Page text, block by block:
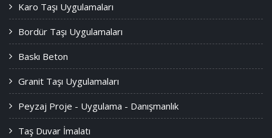
Karo Taşı Uygulamaları
Bordür Taşı Uygulamaları
Baskı Beton
Granit Taşı Uygulamaları
Peyzaj Proje - Uygulama - Danışmanlık
Taş Duvar İmalatı